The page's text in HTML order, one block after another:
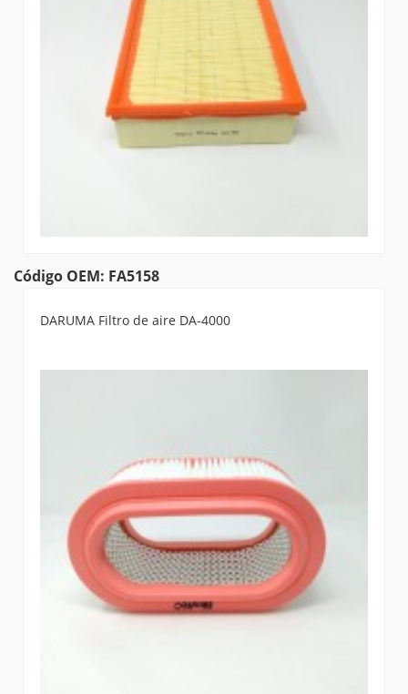
Código OEM: FA5158
DARUMA Filtro de aire DA-4000